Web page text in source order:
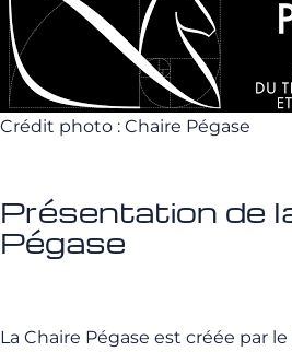
Crédit photo : Chaire Pégase
Présentation de
Pégase
La Chaire Pégase est créée par